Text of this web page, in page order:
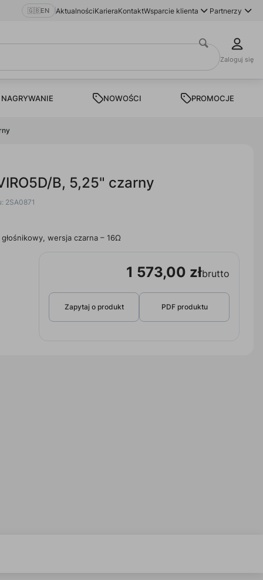
🇬🇧EN AktualnościKarieraKontaktWsparcie klienta Partnerzy
Zaloguj się
NOWOŚCI PROMOCJE
B, 5,25" czarny
2SA0871
wersja czarna – 16Ω
1 573,00 złbrutto
Zapytaj o produkt PDF produktu